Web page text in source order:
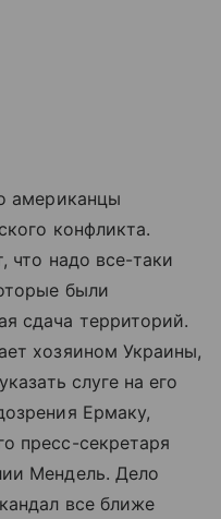
американцы
конфликта.
что надо все-таки
были
сдача территорий.
хозяином Украины,
слуге на его
Ермаку,
пресс-секретаря
Мендель. Дело
все ближе